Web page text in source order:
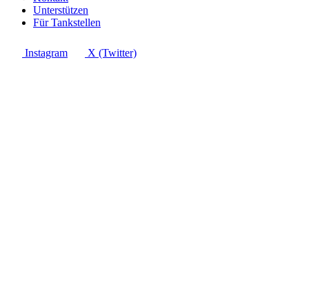
Unterstützen
Für Tankstellen
Instagram X (Twitter)